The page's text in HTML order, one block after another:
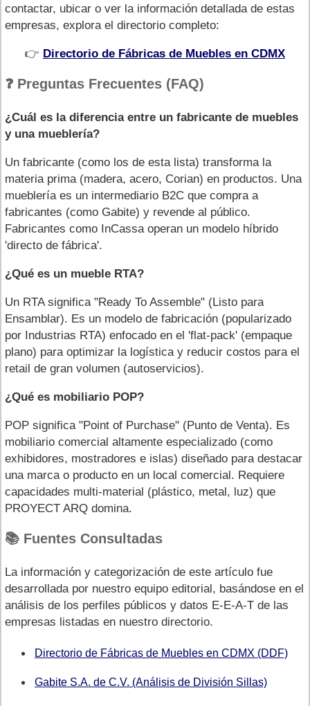
contactar, ubicar o ver la información detallada de estas
empresas, explora el directorio completo:
👉 Directorio de Fábricas de Muebles en CDMX
❓ Preguntas Frecuentes (FAQ)
¿Cuál es la diferencia entre un fabricante de muebles
y una mueblería?
Un fabricante (como los de esta lista) transforma la
materia prima (madera, acero, Corian) en productos. Una
mueblería es un intermediario B2C que compra a
fabricantes (como Gabite) y revende al público.
Fabricantes como InCassa operan un modelo híbrido
'directo de fábrica'.
¿Qué es un mueble RTA?
Un RTA significa "Ready To Assemble" (Listo para
Ensamblar). Es un modelo de fabricación (popularizado
por Industrias RTA) enfocado en el 'flat-pack' (empaque
plano) para optimizar la logística y reducir costos para el
retail de gran volumen (autoservicios).
¿Qué es mobiliario POP?
POP significa "Point of Purchase" (Punto de Venta). Es
mobiliario comercial altamente especializado (como
exhibidores, mostradores e islas) diseñado para destacar
una marca o producto en un local comercial. Requiere
capacidades multi-material (plástico, metal, luz) que
PROYECT ARQ domina.
📚 Fuentes Consultadas
La información y categorización de este artículo fue
desarrollada por nuestro equipo editorial, basándose en el
análisis de los perfiles públicos y datos E-E-A-T de las
empresas listadas en nuestro directorio.
Directorio de Fábricas de Muebles en CDMX (DDF)
Gabite S.A. de C.V. (Análisis de División Sillas)